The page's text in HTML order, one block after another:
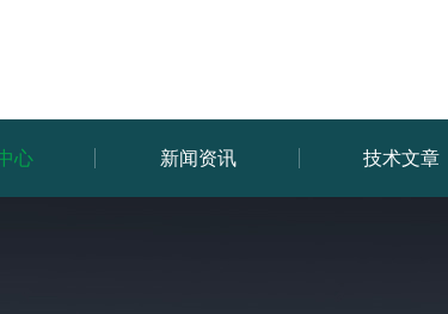
心 新闻资讯 技术文章